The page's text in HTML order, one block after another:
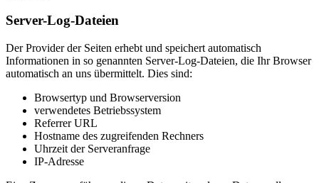
Server-Log-Dateien
Der Provider der Seiten erhebt und speichert automatisch
Informationen in so genannten Server-Log-Dateien, die Ihr Browser
automatisch an uns übermittelt. Dies sind:
Browsertyp und Browserversion
verwendetes Betriebssystem
Referrer URL
Hostname des zugreifenden Rechners
Uhrzeit der Serveranfrage
IP-Adresse